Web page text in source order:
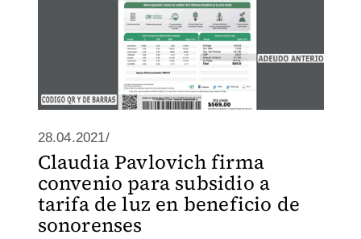
28.04.2021/
Claudia Pavlovich firma
convenio para subsidio a
tarifa de luz en beneficio de
sonorenses